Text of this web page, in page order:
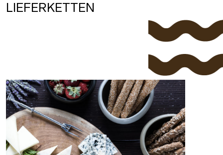
LIEFERKETTEN